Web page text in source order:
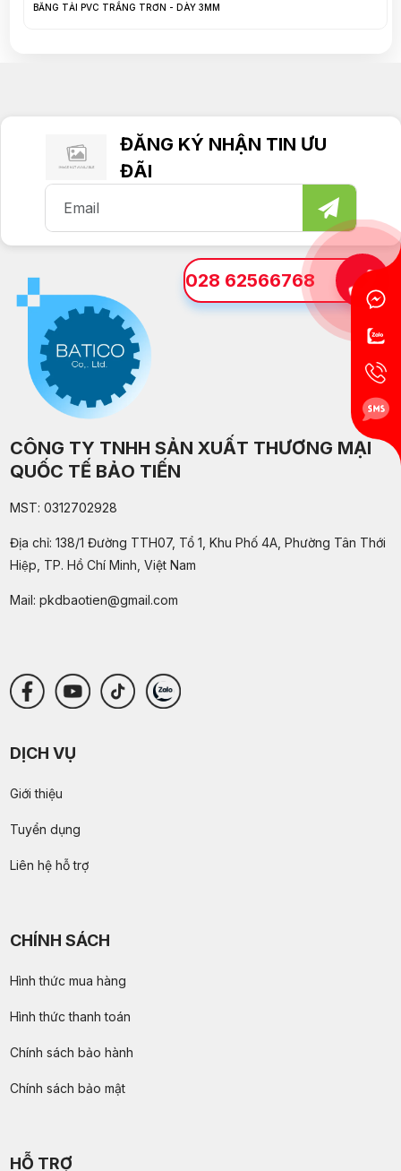
BĂNG TẢI PVC TRẮNG TRƠN - DÀY 3MM
ĐĂNG KÝ NHẬN TIN ƯU
ĐÃI
CÔNG TY TNHH SẢN XUẤT THƯƠNG MẠI
QUỐC TẾ BẢO TIẾN
MST: 0312702928
Địa chỉ: 138/1 Đường TTH07, Tổ 1, Khu Phố 4A, Phường Tân Thới
Hiệp, TP. Hồ Chí Minh, Việt Nam
Mail: pkdbaotien@gmail.com
DỊCH VỤ
Giới thiệu
Tuyển dụng
Liên hệ hỗ trợ
CHÍNH SÁCH
Hình thức mua hàng
Hình thức thanh toán
Chính sách bảo hành
Chính sách bảo mật
HỖ TRỢ
028 62566768